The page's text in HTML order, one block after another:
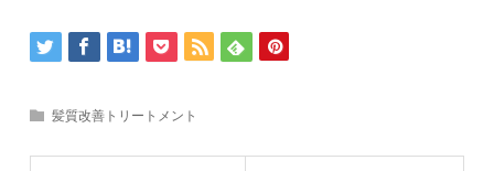
ド
ウ
で
す)
髪質改善トリートメント